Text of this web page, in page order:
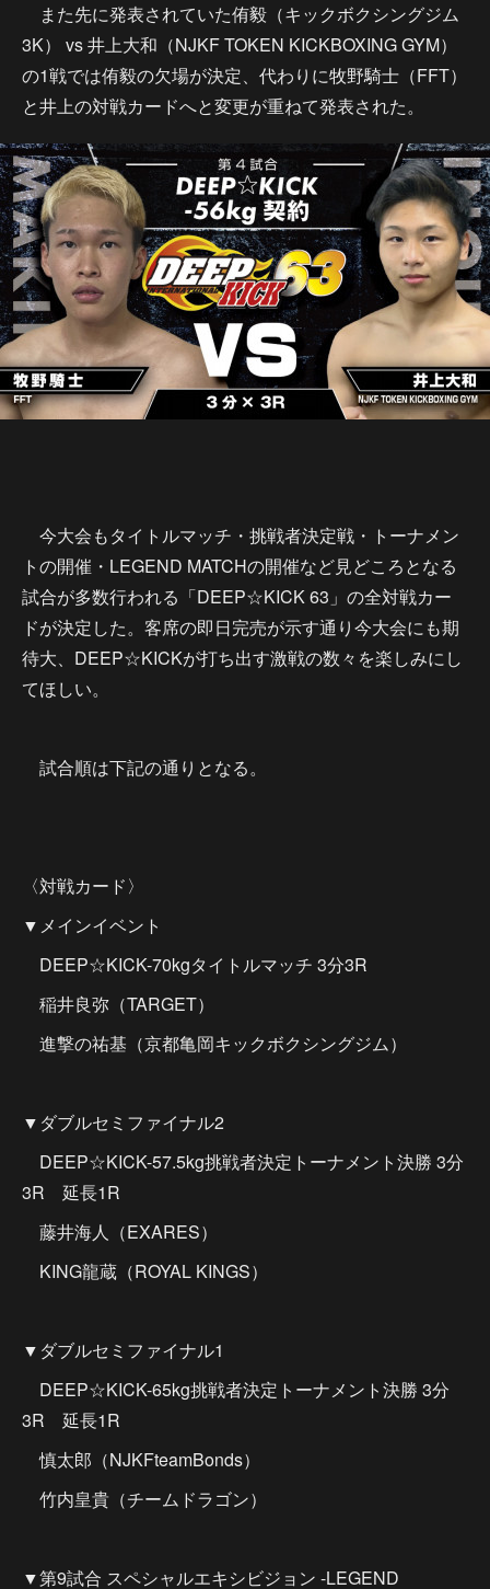
また先に発表されていた侑毅（キックボクシングジム
3K） vs 井上大和（NJKF TOKEN KICKBOXING GYM）
の1戦では侑毅の欠場が決定、代わりに牧野騎士（FFT）
と井上の対戦カードへと変更が重ねて発表された。
今大会もタイトルマッチ・挑戦者決定戦・トーナメン
トの開催・LEGEND MATCHの開催など見どころとなる
試合が多数行われる「DEEP☆KICK 63」の全対戦カー
ドが決定した。客席の即日完売が示す通り今大会にも期
待大、DEEP☆KICKが打ち出す激戦の数々を楽しみにし
てほしい。
試合順は下記の通りとなる。
〈対戦カード〉
▼メインイベント
DEEP☆KICK-70kgタイトルマッチ 3分3R
稲井良弥（TARGET）
進撃の祐基（京都亀岡キックボクシングジム）
▼ダブルセミファイナル2
DEEP☆KICK-57.5kg挑戦者決定トーナメント決勝 3分
3R 延長1R
藤井海人（EXARES）
KING龍蔵（ROYAL KINGS）
▼ダブルセミファイナル1
DEEP☆KICK-65kg挑戦者決定トーナメント決勝 3分
3R 延長1R
慎太郎（NJKFteamBonds）
竹内皇貴（チームドラゴン）
▼第9試合 スペシャルエキシビジョン -LEGEND